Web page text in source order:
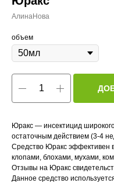
АлинаНова
объем
Юракс — инсектицид
остаточным действием (3-4
Средство Юракс эффективен
клопами, блохами, мухами,
Отзывы на Юракс
Данное средство